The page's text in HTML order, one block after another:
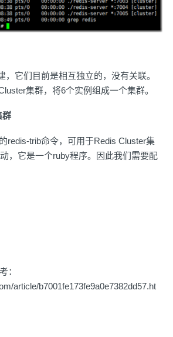
，它们目前是相互独立的，没有关联。
集群，将6个实例组成一个集群。
群
redis-trib命令，可用于Redis Cluster集
，它是一个ruby程序。因此我们需要配
：
article/b7001fe173fe9a0e7382dd57.ht